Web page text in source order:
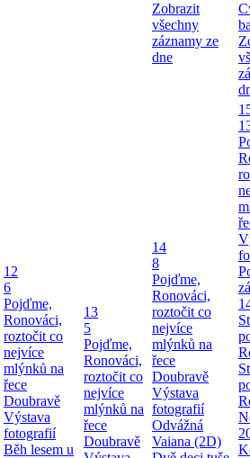
Zobrazit
všechny
záznamy ze
dne
12
6
Pojďme,
Ronováci,
roztočit co
nejvíce
mlýnků na
řece
Doubravě
Výstava
fotografií
Běh lesem u
13
5
Pojďme,
Ronováci,
roztočit co
nejvíce
mlýnků na
řece
Doubravě
14
8
Pojďme,
Ronováci,
roztočit co
nejvíce
mlýnků na
řece
Doubravě
Výstava
fotografií
Odvážná
Vaiana (2D)